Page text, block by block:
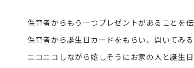
保育者からもう一つプレゼントがあることを
保育者から誕生日カードをもらい、開いてみ
ニコニコしながら嬉しそうにお家の人と誕生